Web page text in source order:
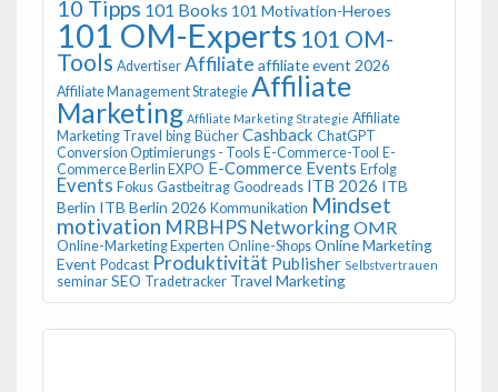
10 Tipps 101 Books 101 Motivation-Heroes
101 OM-Experts 101 OM-
Tools Advertiser Affiliate affiliate event 2026
Affiliate Management Strategie Affiliate
Marketing Affiliate Marketing Strategie Affiliate
Marketing Travel bing Bücher Cashback ChatGPT
Conversion Optimierungs - Tools E-Commerce-Tool E-
Commerce Berlin EXPO E-Commerce Events Erfolg
Events Fokus Gastbeitrag Goodreads ITB 2026 ITB
Berlin ITB Berlin 2026 Kommunikation Mindset
motivation MRBHPSNetworkingOMR
Online-Marketing Experten Online-Shops Online Marketing
Event Podcast Produktivität Publisher Selbstvertrauen
seminar SEO Tradetracker Travel Marketing